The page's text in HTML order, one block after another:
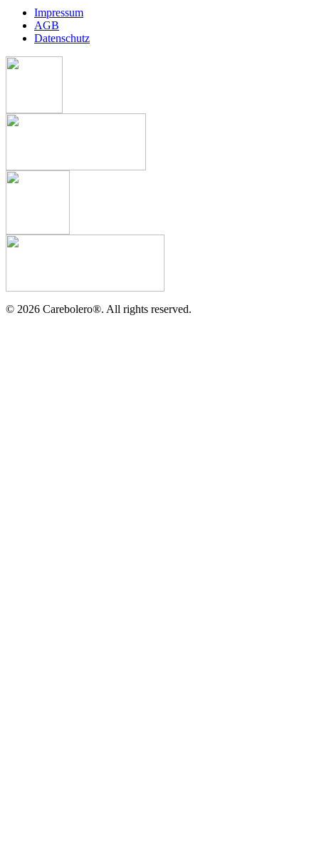
Impressum
AGB
Datenschutz
© 2026 Carebolero®. All rights reserved.